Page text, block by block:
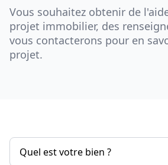
Vous souhaitez obtenir de
projet immobilier, des
vous contacterons pour en
projet.